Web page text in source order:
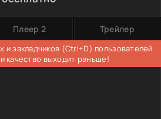
Плеер 2 Трейлер
и закладчиков (Ctrl+D) пользователей
качество выходит раньше!